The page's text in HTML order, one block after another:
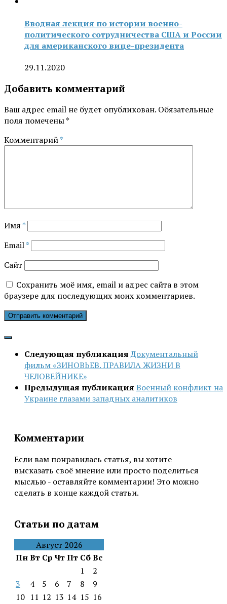
Вводная лекция по истории военно-
политического сотрудничества США и России
для американского вице-президента
29.11.2020
Добавить комментарий
Ваш адрес email не будет опубликован. Обязательные
поля помечены*
Комментарий*
Имя *
Email*
Сайт
Сохранить моё имя, email и адрес сайта в этом
браузере для последующих моих комментариев.
Следующая публикацияДокументальный
фильм «ЗИНОВЬЕВ. ПРАВИЛА ЖИЗНИ В
ЧЕЛОВЕЙНИКЕ»
Предыдущая публикация Военный конфликт на
Украине глазами западных аналитиков
Комментарии
Если вам понравилась статья, вы хотите
высказать своё мнение или просто поделиться
мыслью - оставляйте комментарии! Это можно
сделать в конце каждой статьи.
Статьи по датам
Август 2026
ПнВт Ср ЧтПт СбВс
1
2
3
4 5 6 7 8
9
10 11 12 13 14 15 16